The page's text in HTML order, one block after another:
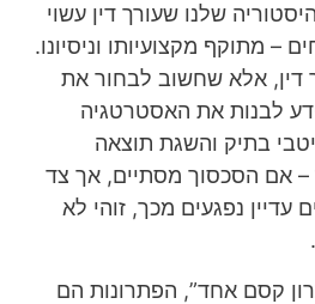
שלנו שעורך דין עשוי
– מתוקף מקצועיותו וניסיונו.
דין, אלא שחשוב לבחור את
לבנות את האסטרטגיה
בתיק והשגת תוצאה
אם הסכסוך מסתיים, אך צד
עדיין נפגעים מכך, זוהי לא
קסם אחד”, הפתרונות הם